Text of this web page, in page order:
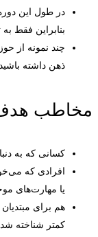
در طول این
بنابراین فقط به
چند نمونه از
ذهن داشته باشید.
مخاطب
کسانی که به
افرادی که
یا مهارت‌های
هم برای
کمتر شناخته